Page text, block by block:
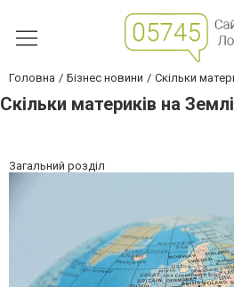
Головна Бізнес новини Скільки
Скільки материків на Землі
Загальний розділ